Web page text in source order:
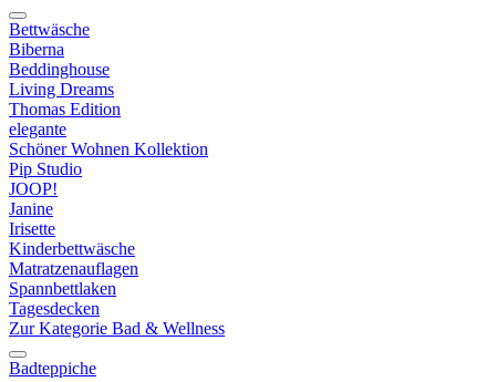
Bettwäsche
Biberna
Beddinghouse
Living Dreams
Thomas Edition
elegante
Schöner Wohnen Kollektion
Pip Studio
JOOP!
Janine
Irisette
Kinderbettwäsche
Matratzenauflagen
Spannbettlaken
Tagesdecken
Zur Kategorie Bad & Wellness
Badteppiche